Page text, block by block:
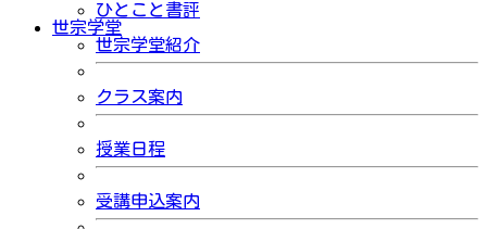
ひとこと書評
世宗学堂
世宗学堂紹介
クラス案内
授業日程
受講申込案内